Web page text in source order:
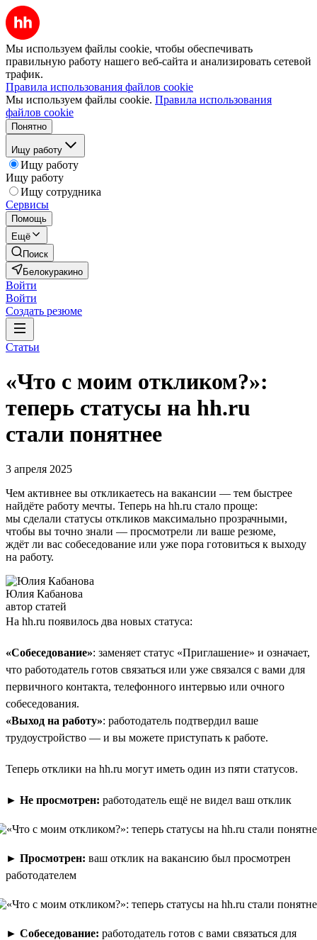
Мы используем файлы cookie, чтобы обеспечивать
правильную работу нашего веб-сайта и анализировать сетевой
трафик.
Правила использования файлов cookie
Мы используем файлы cookie. Правила использования
файлов cookie
Понятно
Ищу работу
Ищу работу
Ищу работу
Ищу сотрудника
Сервисы
Помощь
Ещё
Поиск
Белокуракино
Войти
Войти
Создать резюме
Статьи
«Что с моим откликом?»:
теперь статусы на hh.ru
стали понятнее
3 апреля 2025
Чем активнее вы откликаетесь на вакансии — тем быстрее
найдёте работу мечты. Теперь на hh.ru стало проще:
мы сделали статусы откликов максимально прозрачными,
чтобы вы точно знали — просмотрели ли ваше резюме,
ждёт ли вас собеседование или уже пора готовиться к выходу
на работу.
Юлия Кабанова
автор статей
На hh.ru появилось два новых статуса:
«Собеседование»: заменяет статус «Приглашение» и означает,
что работодатель готов связаться или уже связался с вами для
первичного контакта, телефонного интервью или очного
собеседования.
«Выход на работу»: работодатель подтвердил ваше
трудоустройство — и вы можете приступать к работе.
Теперь отклики на hh.ru могут иметь один из пяти статусов.
► Не просмотрен: работодатель ещё не видел ваш отклик
► Просмотрен: ваш отклик на вакансию был просмотрен
работодателем
► Собеседование: работодатель готов с вами связаться для